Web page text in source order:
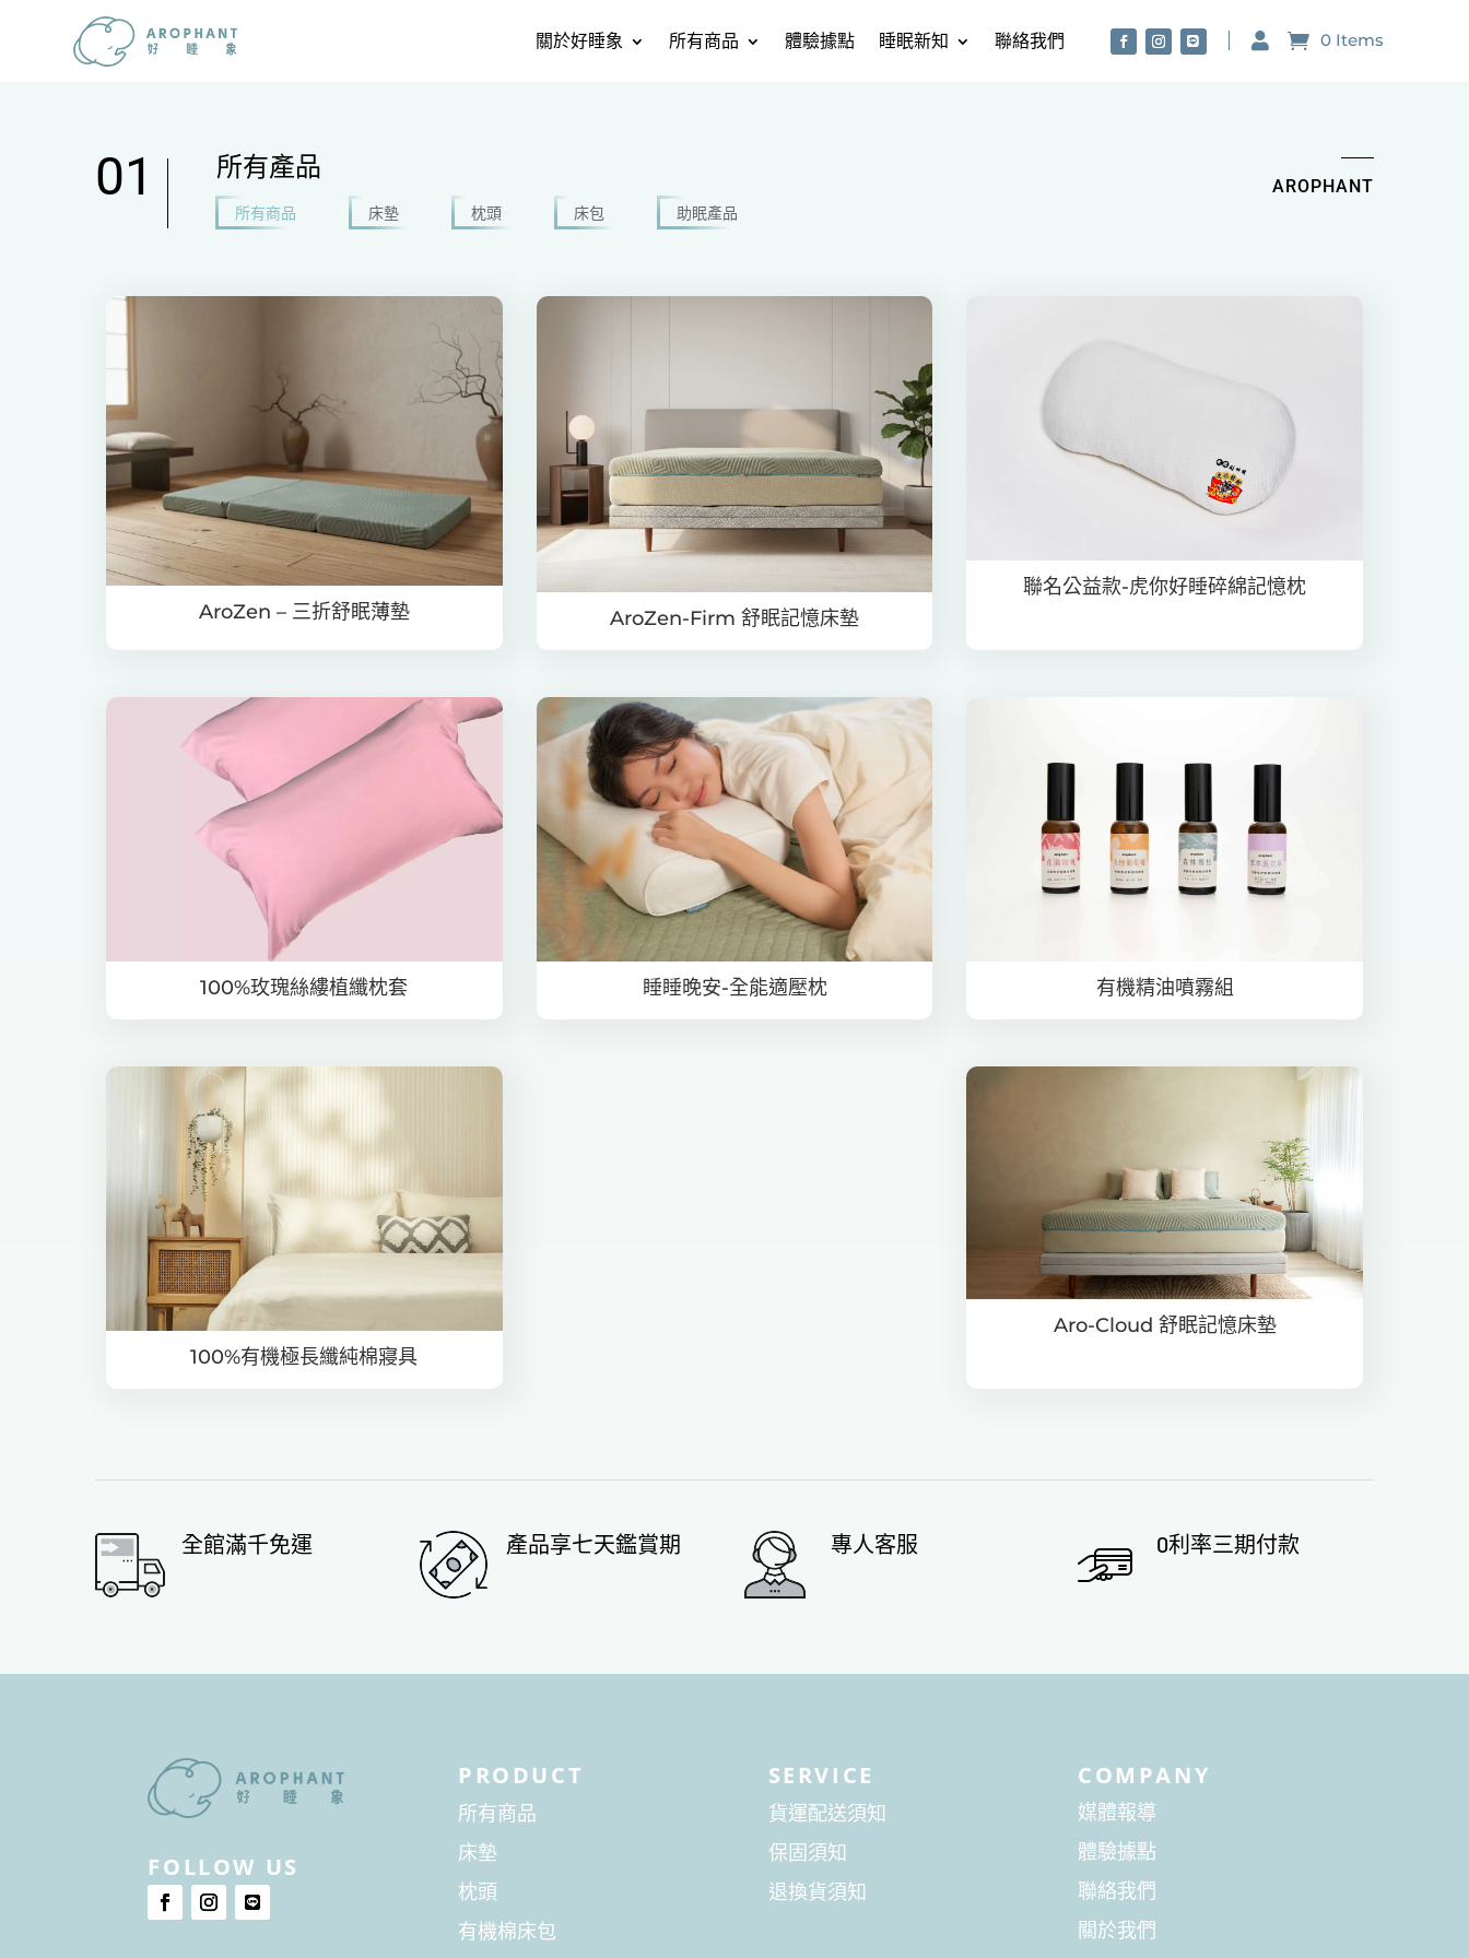
關於好睡象 所有商品 體驗據點 睡眠新知 聯絡我們  0 Items
所有產品
AROPHANT
所有商品 床墊 枕頭 床包 助眠產品
AroZen – 三折舒眠薄墊 AroZen-Firm 舒眠記憶床墊
聯名公益款-虎你好睡碎綿記憶枕
100%玫瑰絲縷植纖枕套 睡睡晚安-全能適壓枕 有機精油噴霧組
100%有機極長纖純棉寢具
Aro-Cloud 舒眠記憶床墊
全館滿千免運 產品享七天鑑賞期 專人客服 0利率三期付款
FOLLOW US
PRODUCT
所有商品
床墊
枕頭
有機棉床包
SERVICE
貨運配送須知
保固須知
退換貨須知
COMPANY
媒體報導
體驗據點
聯絡我們
關於我們